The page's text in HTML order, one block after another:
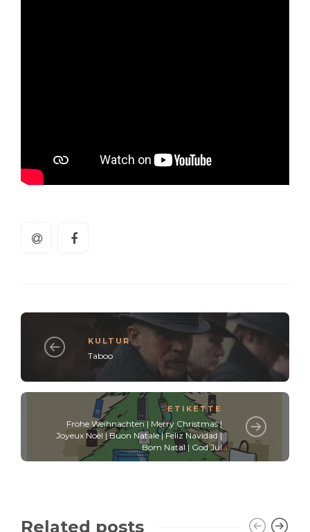
KULTUR
Taboo
ETIKETTE
Frohe Weihnachten | Merry Christmas |
Joyeux Noël | Buon Natale | Feliz Navidad |
Bom Natal | God Jul
Related posts